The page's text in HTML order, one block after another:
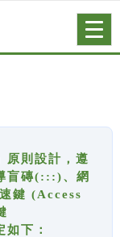
原則設計，遵
盲磚(:::)、網
鍵 (Access
下：